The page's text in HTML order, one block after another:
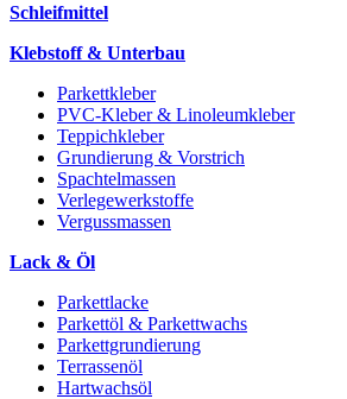
Schleifmittel
Klebstoff & Unterbau
Parkettkleber
PVC-Kleber & Linoleumkleber
Teppichkleber
Grundierung & Vorstrich
Spachtelmassen
Verlegewerkstoffe
Vergussmassen
Lack & Öl
Parkettlacke
Parkettöl & Parkettwachs
Parkettgrundierung
Terrassenöl
Hartwachsöl